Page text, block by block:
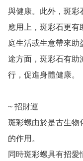
與健康。此外，斑彩
應用上，斑彩石更有
庭生活或生意帶來助
途方面，斑彩石有助
行，促進身體健康。
~ 招財運
斑彩螺由於是古生物
的作用。
同時斑彩螺具有招愛